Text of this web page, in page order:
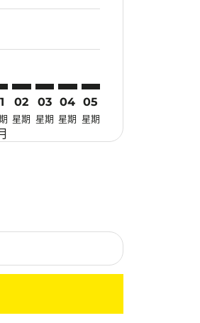
02
星期
03
星期
04
星期
05
星期